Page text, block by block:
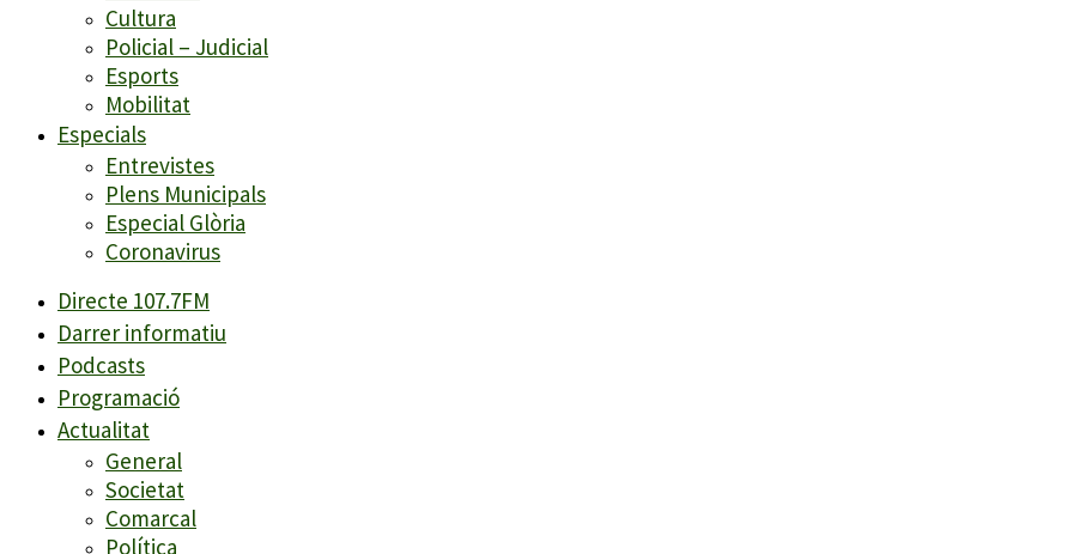
Cultura
Policial – Judicial
Esports
Mobilitat
Especials
Entrevistes
Plens Municipals
Especial Glòria
Coronavirus
Directe 107.7FM
Darrer informatiu
Podcasts
Programació
Actualitat
General
Societat
Comarcal
Política